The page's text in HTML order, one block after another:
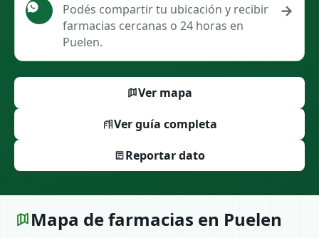
Podés compartir tu ubicación y recibir
farmacias cercanas o 24 horas en
Puelen.
→
Ver mapa
Ver guía completa
Reportar dato
Mapa de farmacias en Puelen